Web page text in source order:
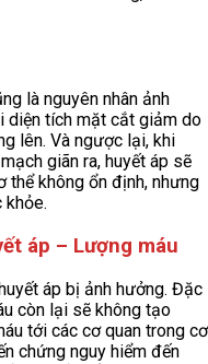
là nguyên nhân ảnh
diện tích mặt cắt giảm do
lên. Và ngược lại, khi
giãn ra, huyết áp sẽ
thể không ổn định, nhưng
khỏe.
áp – Lượng máu
áp bị ảnh hưởng. Đặc
còn lại sẽ không tạo
tới các cơ quan trong cơ
chứng nguy hiểm đến